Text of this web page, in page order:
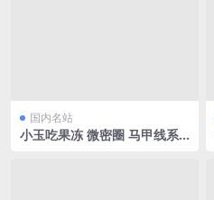
国内名站
小玉吃果冻 微密圈 马甲线系